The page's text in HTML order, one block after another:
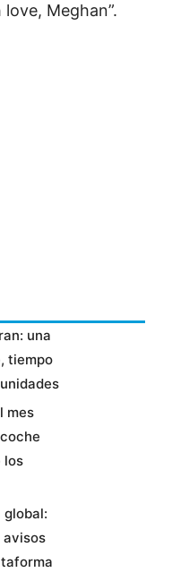
Meghan”.
una
tiempo
mes
los
global:
avisos